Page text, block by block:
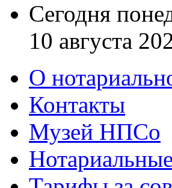
Сегодня
10 августа
О
Контакты
Музей НПСо